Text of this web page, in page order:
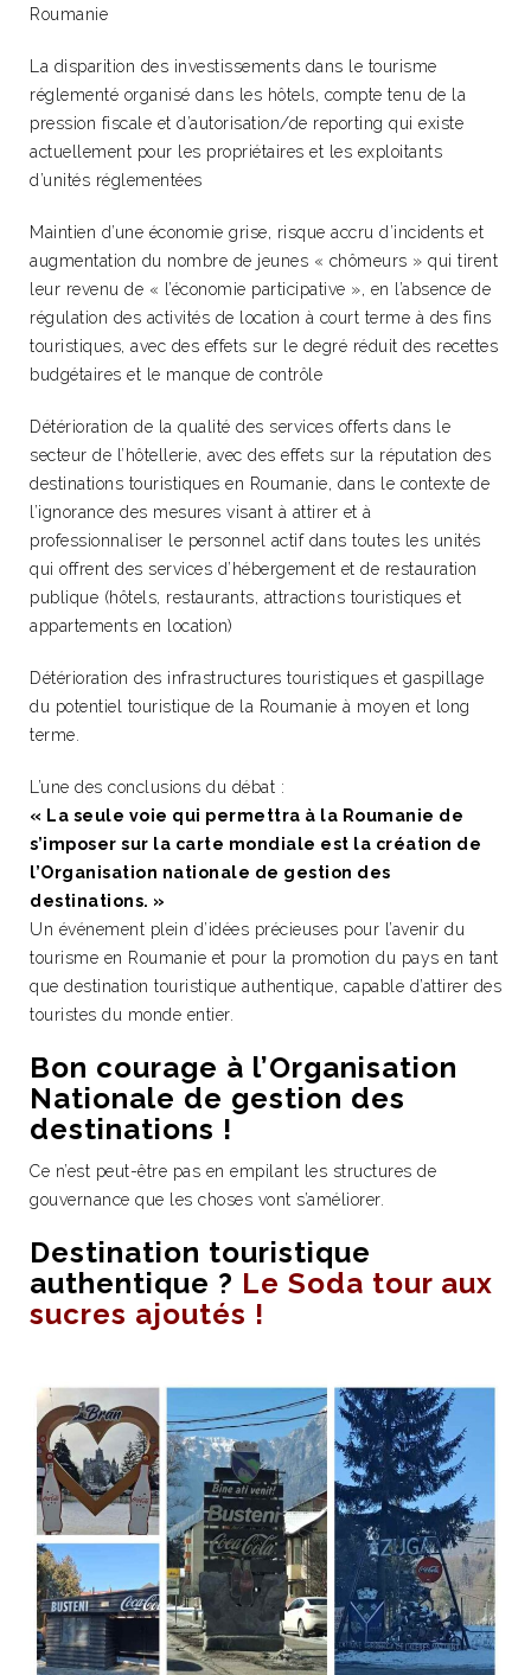
Roumanie
La disparition des investissements dans le tourisme
réglementé organisé dans les hôtels, compte tenu de la
pression fiscale et d’autorisation/de reporting qui existe
actuellement pour les propriétaires et les exploitants
d’unités réglementées
Maintien d’une économie grise, risque accru d’incidents et
augmentation du nombre de jeunes « chômeurs » qui tirent
leur revenu de « l’économie participative », en l’absence de
régulation des activités de location à court terme à des fins
touristiques, avec des effets sur le degré réduit des recettes
budgétaires et le manque de contrôle
Détérioration de la qualité des services offerts dans le
secteur de l’hôtellerie, avec des effets sur la réputation des
destinations touristiques en Roumanie, dans le contexte de
l’ignorance des mesures visant à attirer et à
professionnaliser le personnel actif dans toutes les unités
qui offrent des services d’hébergement et de restauration
publique (hôtels, restaurants, attractions touristiques et
appartements en location)
Détérioration des infrastructures touristiques et gaspillage
du potentiel touristique de la Roumanie à moyen et long
terme.
L’une des conclusions du débat :
« La seule voie qui permettra à la Roumanie de
s’imposer sur la carte mondiale est la création de
l’Organisation nationale de gestion des
destinations. »
Un événement plein d’idées précieuses pour l’avenir du
tourisme en Roumanie et pour la promotion du pays en tant
que destination touristique authentique, capable d’attirer des
touristes du monde entier.
Bon courage à l’Organisation
Nationale de gestion des
destinations !
Ce n’est peut-être pas en empilant les structures de
gouvernance que les choses vont s’améliorer.
Destination touristique
authentique ? Le Soda tour aux
sucres ajoutés !